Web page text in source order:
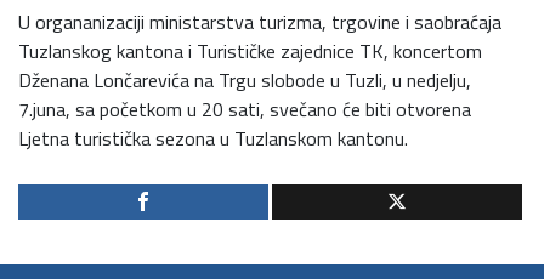
U organanizaciji ministarstva turizma, trgovine i saobraćaja
Tuzlanskog kantona i Turističke zajednice TK, koncertom
Dženana Lončarevića na Trgu slobode u Tuzli, u nedjelju,
7.juna, sa početkom u 20 sati, svečano će biti otvorena
Ljetna turistička sezona u Tuzlanskom kantonu.